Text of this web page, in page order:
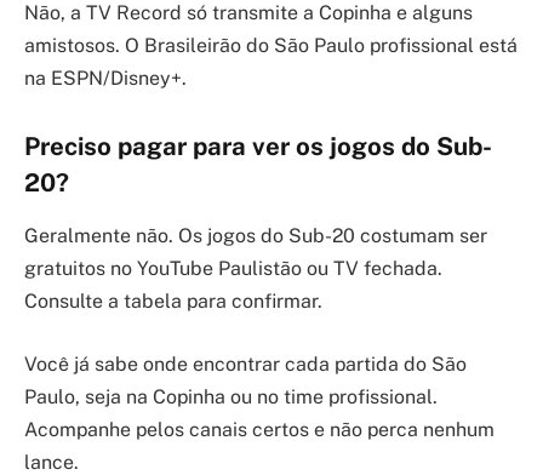
Não, a TV Record só transmite a Copinha e alguns
amistosos. O Brasileirão do São Paulo profissional está
na ESPN/Disney+.
Preciso pagar para ver os jogos do Sub-
20?
Geralmente não. Os jogos do Sub-20 costumam ser
gratuitos no YouTube Paulistão ou TV fechada.
Consulte a tabela para confirmar.
Você já sabe onde encontrar cada partida do São
Paulo, seja na Copinha ou no time profissional.
Acompanhe pelos canais certos e não perca nenhum
lance.